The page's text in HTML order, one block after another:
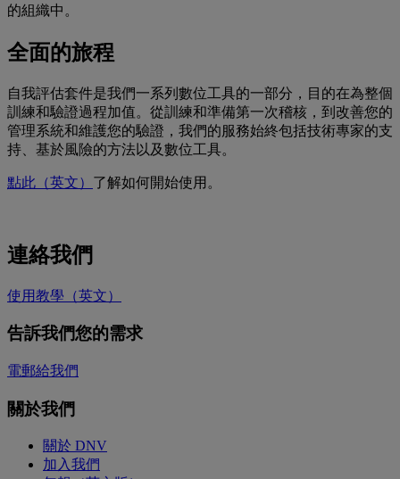
的組織中。
全面的旅程
自我評估套件是我們一系列數位工具的一部分，目的在為整個
訓練和驗證過程加值。從訓練和準備第一次稽核，到改善您的
管理系統和維護您的驗證，我們的服務始終包括技術專家的支
持、基於風險的方法以及數位工具。
點此（英文） 了解如何開始使用。
連絡我們
使用教學（英文）
告訴我們您的需求
電郵給我們
關於我們
關於 DNV
加入我們